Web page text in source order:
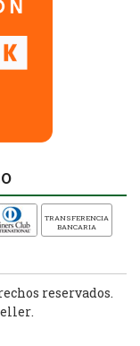
TRANSFERENCIA
BANCARIA
reservados.
.